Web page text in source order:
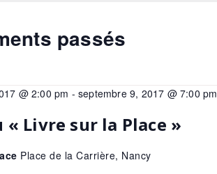
passés
@ 2:00 pm - septembre 9, 2017 @ 7:00 pm
« Livre sur la Place »
Place de la Carrière, Nancy